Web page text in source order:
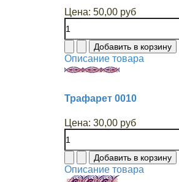
Цена: 50,00 руб
Описание товара
Трафарет 0010
Цена: 30,00 руб
Описание товара